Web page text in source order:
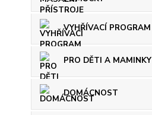
VYHŘÍVACÍ PROGRAM
PRO DĚTI A MAMINKY
DOMÁCNOST